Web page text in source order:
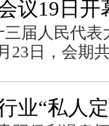
议19日开
届人民代
23日，会期
业“私人